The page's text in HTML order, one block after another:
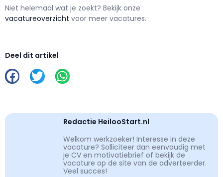
Niet helemaal wat je zoekt? Bekijk onze
vacatureoverzicht voor meer vacatures.
Deel dit artikel
Redactie HeilooStart.nl
Welkom werkzoeker! Interesse in deze
vacature? Solliciteer dan eenvoudig met
je CV en motivatiebrief of bekijk de
vacature op de site van de adverteerder.
Veel succes!